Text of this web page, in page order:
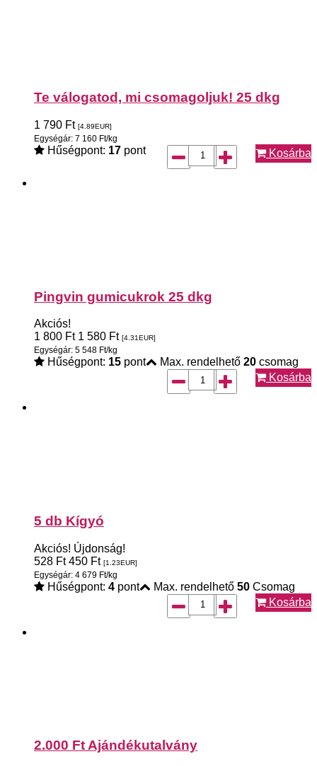
Te válogatod, mi csomagoljuk! 25 dkg
1 790 Ft [4.89EUR]
Egységár: 7 160 Ft/kg
Hűségpont: 17 pont Kosárba
Pingvin gumicukrok 25 dkg
Akciós!
1 800 Ft 1 580 Ft [4.31EUR]
Egységár: 5 548 Ft/kg
Hűségpont: 15 pont Max. rendelhető 20 csomag
Kosárba
5 db Kígyó
Akciós! Újdonság!
528 Ft 450 Ft [1.23EUR]
Egységár: 4 679 Ft/kg
Hűségpont: 4 pont Max. rendelhető 50 Csomag
Kosárba
2.000 Ft Ajándékutalvány